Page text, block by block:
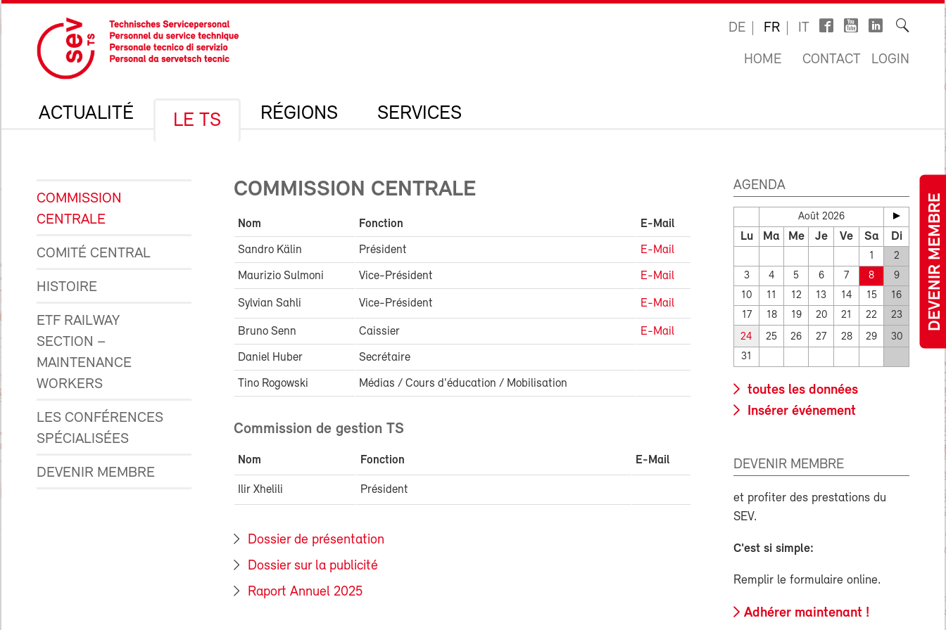
DEVENIR MEMBRE
DE FR IT
HOME CONTACT LOGIN
ACTUALITÉ LE TS RÉGIONS SERVICES
COMMISSION
CENTRALE
COMITÉ CENTRAL
HISTOIRE
ETF RAILWAY
SECTION –
MAINTENANCE
WORKERS
LES CONFÉRENCES
SPÉCIALISÉES
DEVENIR MEMBRE
COMMISSION CENTRALE
Nom Fonction E-Mail
Sandro Kälin Président E-Mail
Maurizio Sulmoni Vice-Président E-Mail
Sylvian Sahli Vice-Président E-Mail
Bruno Senn Caissier E-Mail
Daniel Huber Secrétaire
Tino Rogowski Médias / Cours d'éducation / Mobilisation
Commission de gestion TS
Nom Fonction E-Mail
Ilir Xhelili Président
Dossier de présentation
Dossier sur la publicité
Raport Annuel 2025
AGENDA
Août 2026
Lu Ma Me Je Ve Sa Di
1
2
3
4 5 6 7 8
9
10
11 12 13 14 15
16
17
18 19 20 21 22 23
24 25 26 27 28 29
30
31
toutes les données
Insérer événement
DEVENIR MEMBRE
et profiter des prestations du
SEV.
C'est si simple:
Remplir le formulaire online.
Adhérer maintenant !